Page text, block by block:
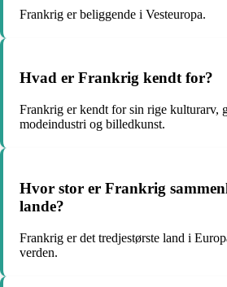
Frankrig er beliggende i Vesteuropa.
Hvad er Frankrig kendt for?
Frankrig er kendt for sin rige kulturarv,
modeindustri og billedkunst.
Hvor stor er Frankrig
lande?
Frankrig er det tredjestørste land i
verden.